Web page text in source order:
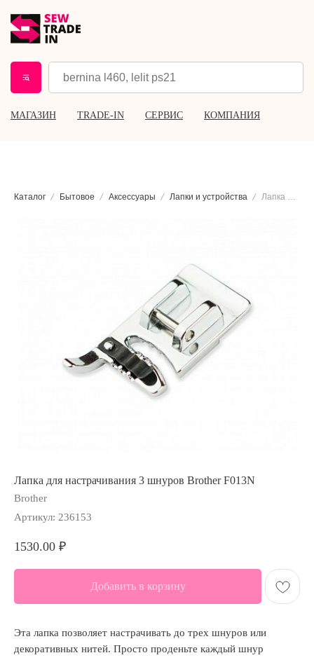
МАГАЗИН TRADE-IN СЕРВИС КОМПАНИЯ
Каталог Бытовое Аксессуары Лапки и устройства
Лапка для настрачивания 3 шнуров Brother F013N
Brother
Артикул: 236153
1530.00 ₽
Добавить в корзину
Эта лапка позволяет настрачивать до трех шнуров или
декоративных нитей. Просто проденьте каждый шнур